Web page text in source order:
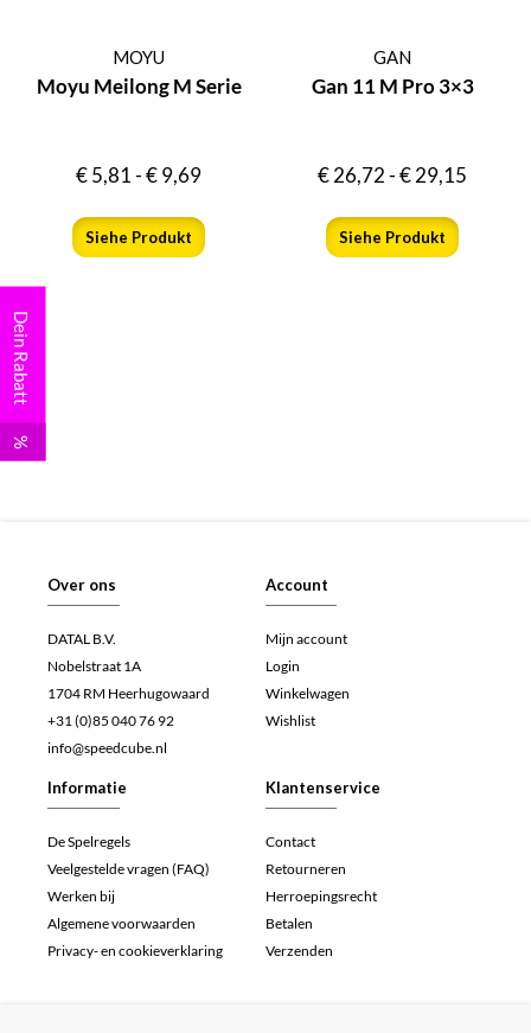
MOYU
Moyu Meilong M Serie
€5,81-€9,69
Siehe Produkt
GAN
Gan 11 M Pro 3×3
€26,72-€29,15
Siehe Produkt
Over ons
DATAL B.V.
Nobelstraat 1A
1704 RM Heerhugowaard
+31 (0)85 040 76 92
info@speedcube.nl
Account
Mijn account
Login
Winkelwagen
Wishlist
Informatie
De Spelregels
Veelgestelde vragen (FAQ)
Werken bij
Algemene voorwaarden
Privacy- en cookieverklaring
Klantenservice
Contact
Retourneren
Herroepingsrecht
Betalen
Verzenden
Dein Rabatt
%